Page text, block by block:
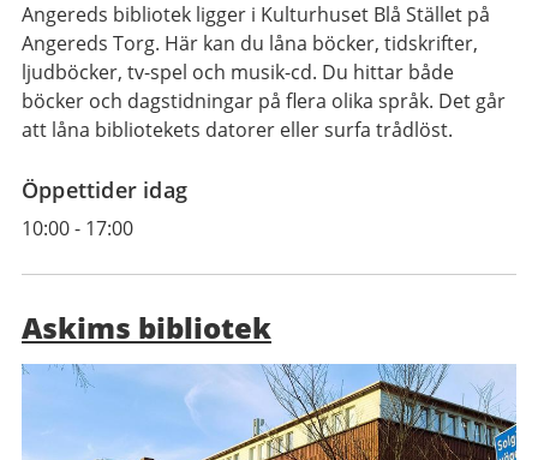
Angereds bibliotek ligger i Kulturhuset Blå Stället på
Angereds Torg. Här kan du låna böcker, tidskrifter,
ljudböcker, tv-spel och musik-cd. Du hittar både
böcker och dagstidningar på flera olika språk. Det går
att låna bibliotekets datorer eller surfa trådlöst.
Öppettider idag
10:00- 17:00
Askims bibliotek